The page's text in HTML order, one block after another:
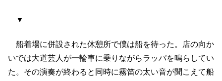
▼
船着場に併設された休憩所で僕は船を待った。店の向か
いでは大道芸人が一輪車に乗りながらラッパを鳴らしてい
た。その演奏が終わると同時に霧笛の太い音が聞こえて船